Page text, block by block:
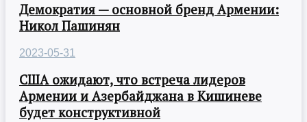
Демократия — основной бренд Армении:
Никол Пашинян
2023-05-31
США ожидают, что встреча лидеров
Армении и Азербайджана в Кишиневе
будет конструктивной